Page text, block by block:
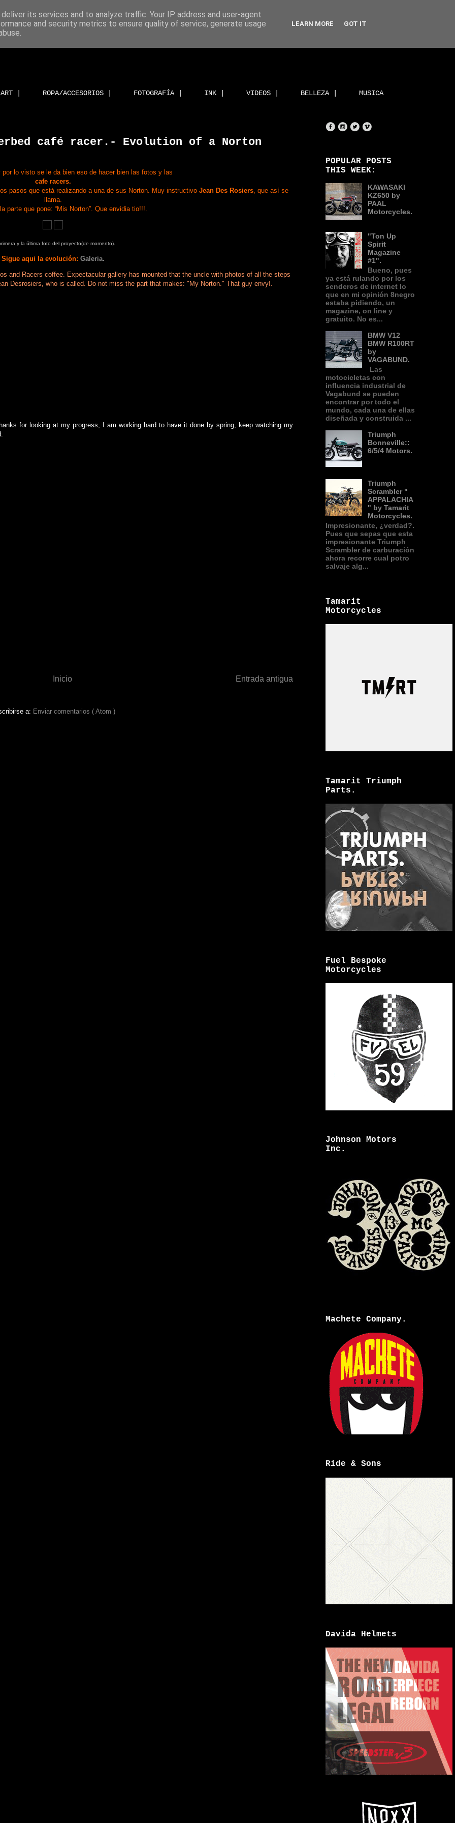
ART | ROPA/ACCESORIOS | FOTOGRAFÍA | INK | VIDEOS | BELLEZA | MUSICA
café racer.- Evolution of a Norton
lo visto se le da bien eso de hacer bien las fotos y las
cafe racers.
pasos que está realizando a una de sus Norton. Muy instructivo Jean Des Rosiers, que así se
llama.
parte que pone: “Mis Norton”. Que envidia tio!!!.
y la última foto del proyecto(de momento).
Sigue aqui la evolución: Galeria.
and Racers coffee. Expectacular gallery has mounted that the uncle with photos of all the steps
Desrosiers, who is called. Do not miss the part that makes: "My Norton." That guy envy!.
for looking at my progress, I am working hard to have it done by spring, keep watching my
Entrada antigua
Inicio
a: Enviar comentarios ( Atom )
POPULAR POSTS
THIS WEEK:
KAWASAKI
KZ650 by
PAAL
Motorcycles.
"Ton Up
Spirit
Magazine
#1".
Bueno, pues
ya está rulando por los
senderos de internet lo
que en mi opinión 8negro
estaba pidiendo, un
magazine, on line y
gratuito. No es...
BMW V12
BMW R100RT
by
VAGABUND.
Las
motocicletas con
influencia industrial de
Vagabund se pueden
encontrar por todo el
mundo, cada una de ellas
diseñada y construida ...
Triumph
Bonneville::
6/5/4 Motors.
Triumph
Scrambler "
APPALACHIA
" by Tamarit
Motorcycles.
Impresionante, ¿verdad?.
Pues que sepas que esta
impresionante Triumph
Scrambler de carburación
ahora recorre cual potro
salvaje alg...
Tamarit
Motorcycles
Tamarit Triumph
Parts.
Fuel Bespoke
Motorcycles
Johnson Motors
Inc.
Machete Company.
Ride & Sons
Davida Helmets
its services and to analyze traffic. Your IP address and user-agent
and security metrics to ensure quality of service, generate usage
LEARN MORE GOT IT